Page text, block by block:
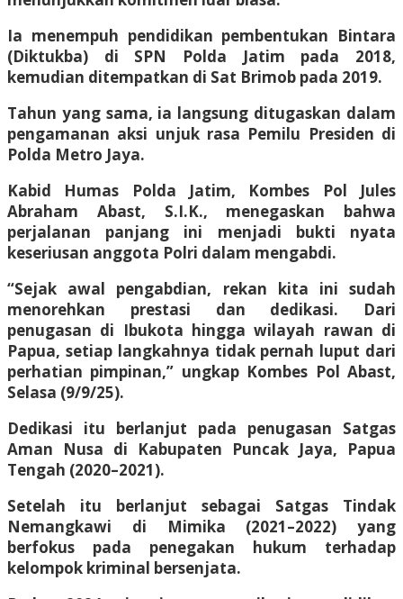
Ia menempuh pendidikan pembentukan Bintara
(Diktukba) di SPN Polda Jatim pada 2018,
kemudian ditempatkan di Sat Brimob pada 2019.
Tahun yang sama, ia langsung ditugaskan dalam
pengamanan aksi unjuk rasa Pemilu Presiden di
Polda Metro Jaya.
Kabid Humas Polda Jatim, Kombes Pol Jules
Abraham Abast, S.I.K., menegaskan bahwa
perjalanan panjang ini menjadi bukti nyata
keseriusan anggota Polri dalam mengabdi.
“Sejak awal pengabdian, rekan kita ini sudah
menorehkan prestasi dan dedikasi. Dari
penugasan di Ibukota hingga wilayah rawan di
Papua, setiap langkahnya tidak pernah luput dari
perhatian pimpinan,” ungkap Kombes Pol Abast,
Selasa (9/9/25).
Dedikasi itu berlanjut pada penugasan Satgas
Aman Nusa di Kabupaten Puncak Jaya, Papua
Tengah (2020–2021).
Setelah itu berlanjut sebagai Satgas Tindak
Nemangkawi di Mimika (2021–2022) yang
berfokus pada penegakan hukum terhadap
kelompok kriminal bersenjata.